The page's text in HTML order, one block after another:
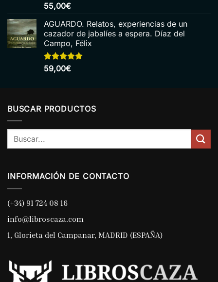
Valorado
con
de 5
55,00€
AGUARDO. Relatos, experiencias de un
cazador de jabalíes a espera. Díaz del
Campo, Félix
Valorado
con
59,00€
BUSCAR PRODUCTOS
Buscar
INFORMACIÓN DE CONTACTO
(+34) 91 724 08 16
info@libroscaza.com
1, Glorieta del Campanar, MADRID (ESPAÑA)